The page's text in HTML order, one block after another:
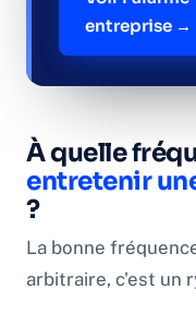
entreprise →
À quelle
entretenir
?
La bonne
arbitraire, c'est un